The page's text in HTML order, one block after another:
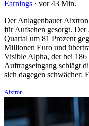
Earnings · vor 43 Min.
Der Anlagenbauer
für Aufsehen gesorgt.
Quartal um 81 Prozent
Millionen Euro und
Visible Alpha, der bei
Auftragseingang schlägt
sich dagegen schwächer:
Aixtron